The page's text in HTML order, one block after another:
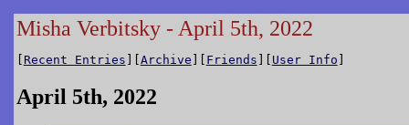
Misha Verbitsky - April 5th, 2022
[ Recent Entries ][Archive ][ Friends ][ User Info ]
April 5th, 2022